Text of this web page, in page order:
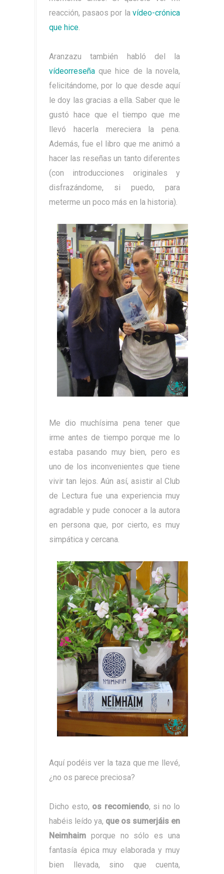
reacción, pasaos por la vídeo-crónica
que hice
Aranzazu también habló del la
vídeorreseña que hice de la novela,
felicitándome, por lo que desde aquí
le doy las gracias a ella. Saber que le
gustó hace que el tiempo que me
llevó hacerla mereciera la pena.
Además, fue el libro que me animó a
hacer las reseñas un tanto diferentes
(con introducciones originales y
disfrazándome, si puedo, para
meterme un poco más en la historia).
Me dio muchísima pena tener que
irme antes de tiempo porque me lo
estaba pasando muy bien, pero es
uno de los inconvenientes que tiene
vivir tan lejos. Aún así, asistir al Club
de Lectura fue una experiencia muy
agradable y pude conocer a la autora
en persona que, por cierto, es muy
simpática y cercana.
Aquí podéis ver la taza que me llevé,
¿no os parece preciosa?
Dicho esto, os recomiendo, si no lo
habéis leído ya, que os sumerjáis en
Neimhaim porque no sólo es una
fantasía épica muy elaborada y muy
bien llevada, sino que cuenta,